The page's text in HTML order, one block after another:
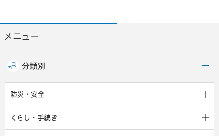
メニュー
分類別
防災・安全
くらし・手続き